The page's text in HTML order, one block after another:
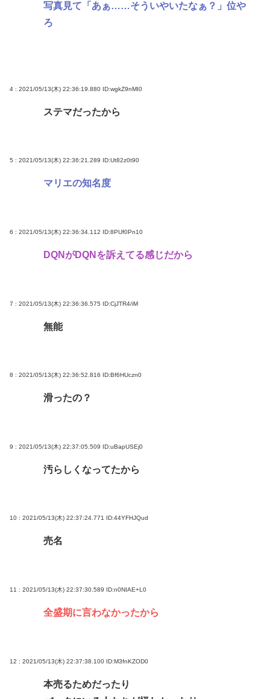
写真見て「あぁ……そういやいたなぁ？」位や
ろ
4 : 2021/05/13(木) 22:36:19.880 ID:wgkZ9nMI0
ステマだったから
5 : 2021/05/13(木) 22:36:21.289 ID:Ut82z0t90
マリエの知名度
6 : 2021/05/13(木) 22:36:34.112 ID:8PUf0Pn10
DQNがDQNを訴えてる感じだから
7 : 2021/05/13(木) 22:36:36.575 ID:CjJTR4/iM
無能
8 : 2021/05/13(木) 22:36:52.816 ID:Bf6HUczn0
滑ったの？
9 : 2021/05/13(木) 22:37:05.509 ID:uBapUSEj0
汚らしくなってたから
10 : 2021/05/13(木) 22:37:24.771 ID:44YFHJQud
売名
11 : 2021/05/13(木) 22:37:30.589 ID:n0NIAE+L0
全盛期に言わなかったから
12 : 2021/05/13(木) 22:37:38.100 ID:M3fnKZOD0
本売るためだったり